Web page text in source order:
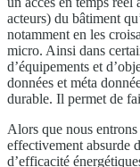
acteurs) du bâtiment
notamment en les
micro. Ainsi dans
d’équipements et
données et méta
durable. Il permet de
Alors que nous
effectivement absurde
d’efficacité